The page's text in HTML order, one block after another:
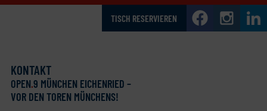
TISCH RESERVIEREN
KONTAKT
OPEN.9 MÜNCHEN EICHENRIED –
VOR DEN TOREN MÜNCHENS!